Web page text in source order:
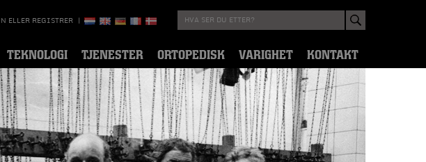
ELLER REGISTRER |
TEKNOLOGI TJENESTER ORTOPEDISK VARIGHET KONTAKT